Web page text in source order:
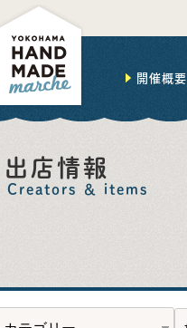
開催概要
出店情報
Creators ＆ items